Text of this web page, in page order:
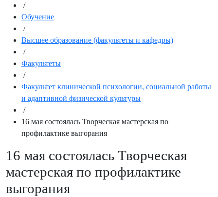
/
Обучение
/
Высшее образование (факультеты и кафедры)
/
Факультеты
/
Факультет клинической психологии, социальной работы
и адаптивной физической культуры
/
16 мая состоялась Творческая мастерская по
профилактике выгорания
16 мая состоялась Творческая
мастерская по профилактике
выгорания